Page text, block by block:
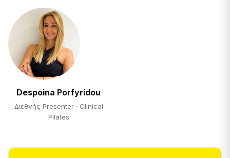
Despoina Porfyridou
Διεθνής Presenter · Clinical
Pilates